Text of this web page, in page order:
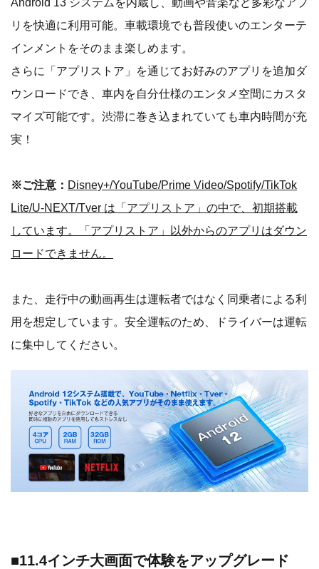
リを快適に利用可能。車載環境でも普段使いのエンターテ
インメントをそのまま楽しめます。
さらに「アプリストア」を通じてお好みのアプリを追加ダ
ウンロードでき、車内を自分仕様のエンタメ空間にカスタ
マイズ可能です。渋滞に巻き込まれていても車内時間が充
実！
※ご注意： Disney+/YouTube/Prime Video/Spotify/TikTok
Lite/U-NEXT/Tver は「アプリストア」の中で、初期搭載
しています。「アプリストア」以外からのアプリはダウン
ロードできません。
また、走行中の動画再生は運転者ではなく同乗者による利
用を想定しています。安全運転のため、ドライバーは運転
に集中してください。
■11.4インチ大画面で体験をアップグレード